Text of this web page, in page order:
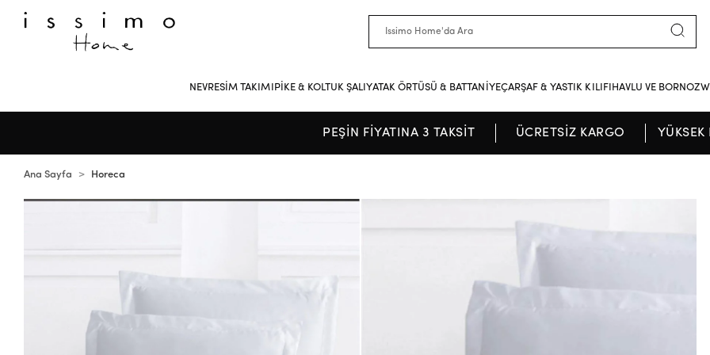
NEVRESİM TAKIMI PİKE & KOLTUK ŞALIYATAK ÖRTÜSÜ & BATTANİYEÇARŞAF & YASTIK KILIFI HAVLU VE BORNOZ
PEŞİN FİYATINA 3 TAKSİT ÜCRETSİZ KARGO YÜKSEK
Ana Sayfa Horeca